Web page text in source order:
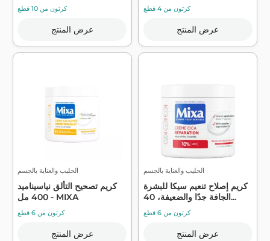
كرتون من 10 قطع
عرض المنتج
كرتون من 4 قطع
عرض المنتج
الحليب والعناية بالجسم
كريم تصحيح التألق نياسيناميد
400 مل - MIXA
كرتون من 6 قطع
عرض المنتج
الحليب والعناية بالجسم
كريم إصلاح تنعيم سيكا للبشرة
الجافة جدًا والضعيفة، 40...
كرتون من 6 قطع
عرض المنتج